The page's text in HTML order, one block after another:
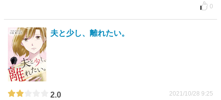
0
夫と少し、離れたい。
2.0 2021/10/28 9:25